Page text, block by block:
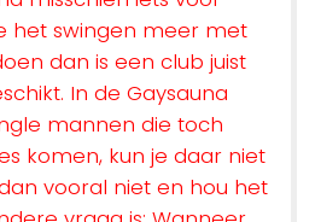
het swingen meer met
dan is een club juist
In de Gaysauna
mannen die toch
komen, kun je daar niet
vooral niet en hou het